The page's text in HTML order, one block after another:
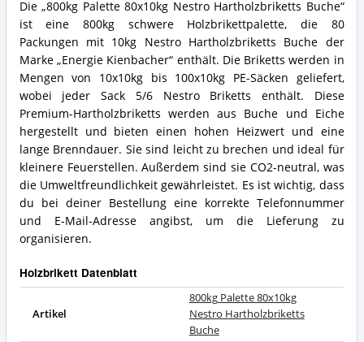
Die „800kg Palette 80x10kg Nestro Hartholzbriketts Buche“
ist eine 800kg schwere Holzbrikettpalette, die 80
Packungen mit 10kg Nestro Hartholzbriketts Buche der
Marke „Energie Kienbacher“ enthält. Die Briketts werden in
Mengen von 10x10kg bis 100x10kg PE-Säcken geliefert,
wobei jeder Sack 5/6 Nestro Briketts enthält. Diese
Premium-Hartholzbriketts werden aus Buche und Eiche
hergestellt und bieten einen hohen Heizwert und eine
lange Brenndauer. Sie sind leicht zu brechen und ideal für
kleinere Feuerstellen. Außerdem sind sie CO2-neutral, was
die Umweltfreundlichkeit gewährleistet. Es ist wichtig, dass
du bei deiner Bestellung eine korrekte Telefonnummer
und E-Mail-Adresse angibst, um die Lieferung zu
organisieren.
Holzbrikett Datenblatt
Artikel
800kg Palette 80x10kg
Nestro Hartholzbriketts
Buche